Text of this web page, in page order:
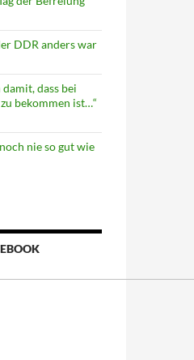
DDR anders war
damit, dass bei
bekommen ist…“
nie so gut wie